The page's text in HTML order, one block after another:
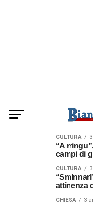
CULTURA
“A
campi di
CULTURA
attinenza
CHIESA 3